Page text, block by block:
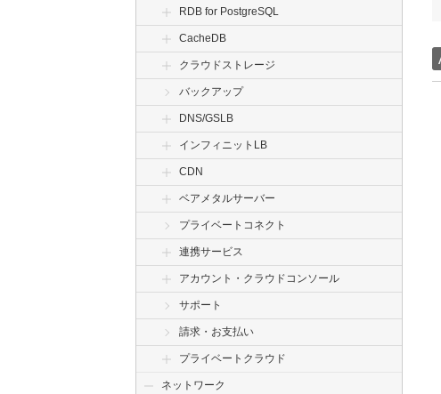
RDB for PostgreSQL
CacheDB
クラウドストレージ
バックアップ
DNS/GSLB
インフィニットLB
CDN
ベアメタルサーバー
プライベートコネクト
連携サービス
アカウント・クラウドコンソール
サポート
請求・お支払い
プライベートクラウド
ネットワーク